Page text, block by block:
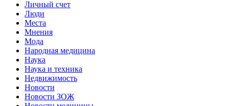
Личный счет
Люди
Места
Мнения
Мода
Народная медицина
Наука
Наука и техника
Недвижимость
Новости
Новости ЗОЖ